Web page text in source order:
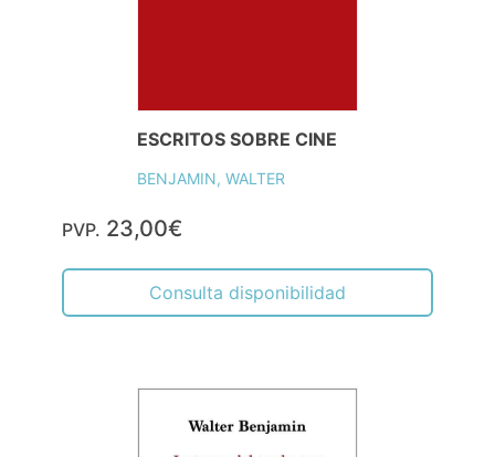
ESCRITOS SOBRE CINE
BENJAMIN, WALTER
PVP. 23,00€
Consulta disponibilidad